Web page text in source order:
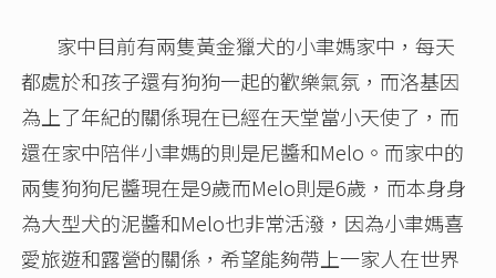
家中目前有兩隻黃金獵犬的小聿媽家中，每天
都處於和孩子還有狗狗一起的歡樂氣氛，而洛基因
為上了年紀的關係現在已經在天堂當小天使了，而
還在家中陪伴小聿媽的則是尼醬和Melo。而家中的
兩隻狗狗尼醬現在是9歲而Melo則是6歲，而本身身
為大型犬的泥醬和Melo也非常活潑，因為小聿媽喜
愛旅遊和露營的關係，希望能夠帶上一家人在世界